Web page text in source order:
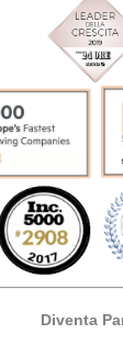
Diventa